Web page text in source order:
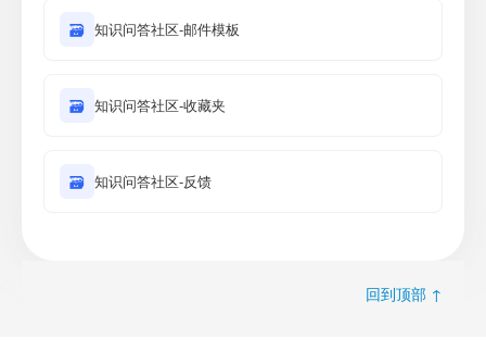
🗃 知识问答社区-邮件模板
🗃 知识问答社区-收藏夹
🗃 知识问答社区-反馈
回到顶部 ↑